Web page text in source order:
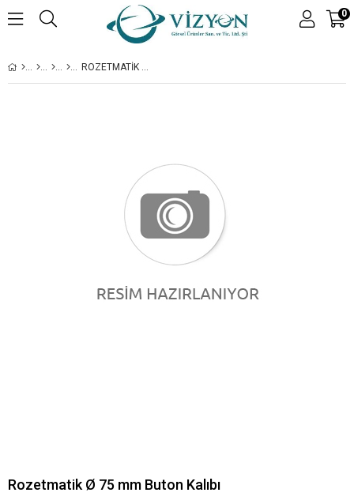
0
ROZETMATIK Ø 75 MM BUTON KALIBI
Rozetmatik Ø 75 mm Buton Kalıbı